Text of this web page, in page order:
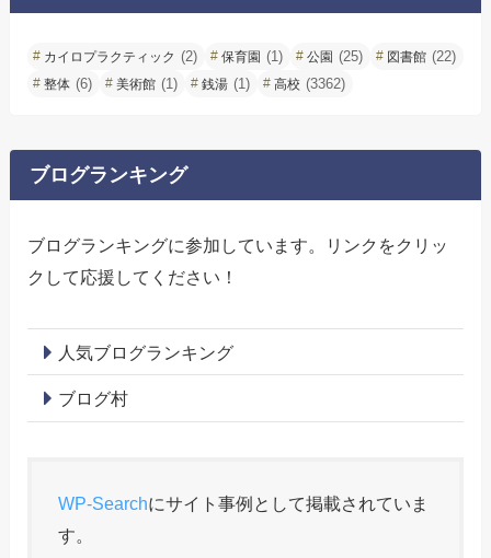
カイロプラクティック (2) 保育園 (1) 公園 (25) 図書館 (22)
整体 (6) 美術館 (1) 銭湯 (1) 高校 (3362)
ブログランキング
ブログランキングに参加しています。リンクをクリッ
クして応援してください！
人気ブログランキング
ブログ村
WP-Searchにサイト事例として掲載されていま
す。